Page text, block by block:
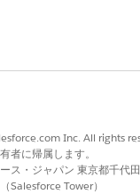
Inc. All rights
者に帰属します。
ス・ジャパン 東京都千代
Salesforce Tower）